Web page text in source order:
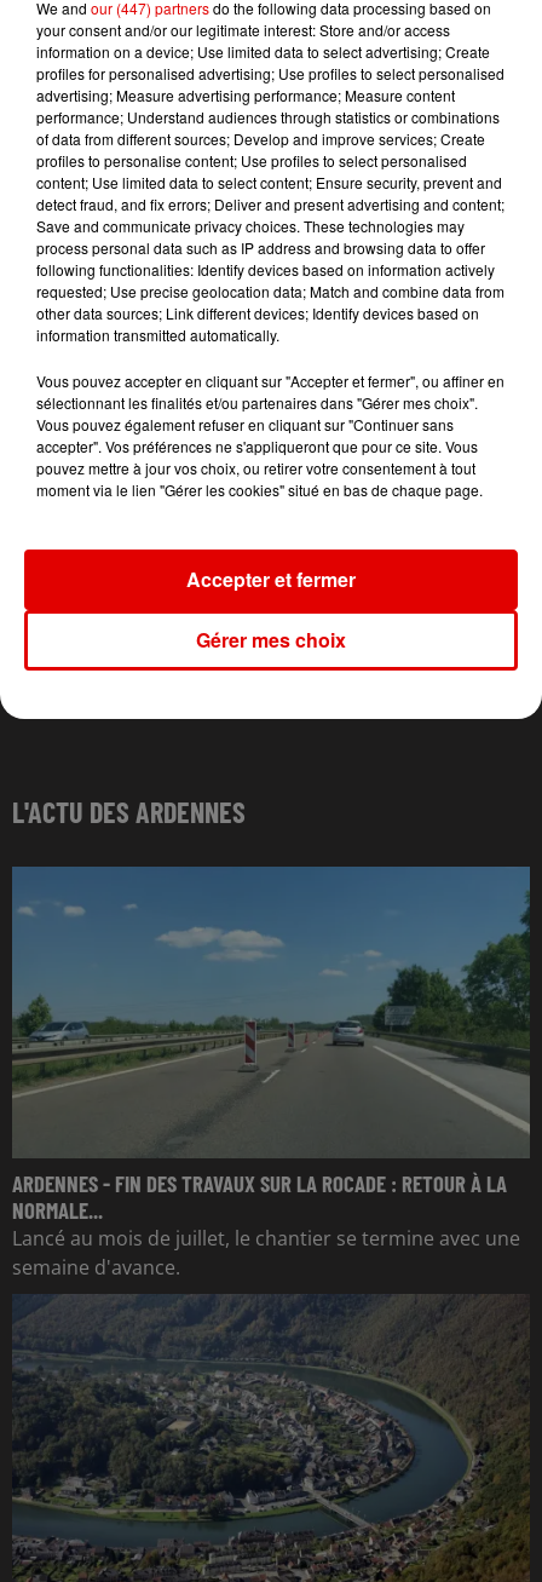
TITRES DIFFUSÉS
9h10
9h10
SHANIA TWAIN
I'm Gonna Getcha
Good !
9h07
9h07
JUNGELI FEAT. EMMA
Juste Un Peu
9h04
9h04
MARTIN GARRIX & ED
SHEERAN
L'ACTU DES ARDENNES
ARDENNES - FIN DES TRAVAUX SUR LA ROCADE : RETOUR À LA
NORMALE...
Lancé au mois de juillet, le chantier se termine avec une
semaine d'avance.
We and our (447) partnersdo the following data processing based on
your consent and/or our legitimate interest: Store and/or access
information on a device; Use limited data to select advertising; Create
profiles for personalised advertising; Use profiles to select personalised
advertising; Measure advertising performance; Measure content
performance; Understand audiences through statistics or combinations
of data from different sources; Develop and improve services; Create
profiles to personalise content; Use profiles to select personalised
content; Use limited data to select content; Ensure security, prevent and
detect fraud, and fix errors; Deliver and present advertising and content;
Save and communicate privacy choices. These technologies may
process personal data such as IP address and browsing data to offer
following functionalities: Identify devices based on information actively
requested; Use precise geolocation data; Match and combine data from
other data sources; Link different devices; Identify devices based on
information transmitted automatically.
Vous pouvez accepter en cliquant sur "Accepter et fermer", ou affiner en
sélectionnant les finalités et/ou partenaires dans "Gérer mes choix".
Vous pouvez également refuser en cliquant sur "Continuer sans
accepter". Vos préférences ne s'appliqueront que pour ce site. Vous
pouvez mettre à jour vos choix, ou retirer votre consentement à tout
moment via le lien "Gérer les cookies" situé en bas de chaque page.
Gérer mes choix
Accepter et fermer